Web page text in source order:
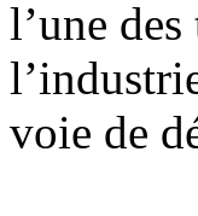
l’une
voie de